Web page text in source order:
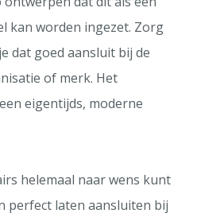
kan worden ingezet. Zorg
dat goed aansluit bij de
of merk. Het
eigentijds, moderne
helemaal naar wens kunt
perfect laten aansluiten bij